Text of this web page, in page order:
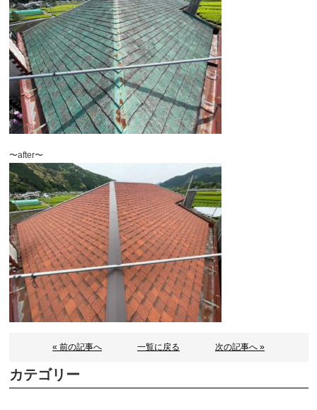
〜after〜
« 前の記事へ 一覧に戻る 次の記事へ »
カテゴリー